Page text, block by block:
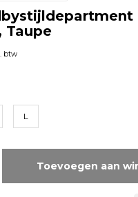
Taupe
btw
L
Toevoegen aan